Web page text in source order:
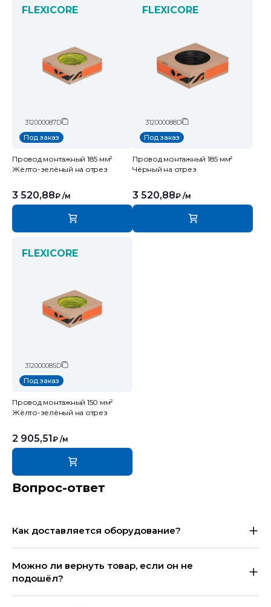
FLEXICORE
312000087D
Под заказ
Провод монтажный 185 мм²
Жёлто-зелёный на отрез
3 520,88₽ /м
FLEXICORE
312000088D
Под заказ
Провод монтажный 185 мм²
Чёрный на отрез
3 520,88₽ /м
FLEXICORE
312000085D
Под заказ
Провод монтажный 150 мм²
Жёлто-зелёный на отрез
2 905,51 ₽ /м
Вопрос-ответ
Как доставляется оборудование?
Можно ли вернуть товар, если он не
подошёл?